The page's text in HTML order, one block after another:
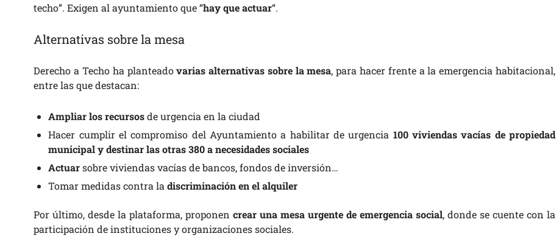
techo”. Exigen al ayuntamiento que “hay que actuar“.
Alternativas sobre la mesa
Derecho a Techo ha planteadovarias alternativas sobre la mesa, para hacer frente a la emergencia habitacional,
entre las que destacan:
Ampliar los recursosde urgencia en la ciudad
Hacer cumplir el compromiso del Ayuntamiento a habilitar de urgencia 100 viviendas vacías de propiedad
municipal y destinar las otras 380 a necesidades sociales
Actuarsobre viviendas vacías de bancos, fondos de inversión…
Tomar medidas contra ladiscriminación en el alquiler
Por último, desde la plataforma, proponen crear una mesa urgente de emergencia social, donde se cuente con la
participación de instituciones y organizaciones sociales.